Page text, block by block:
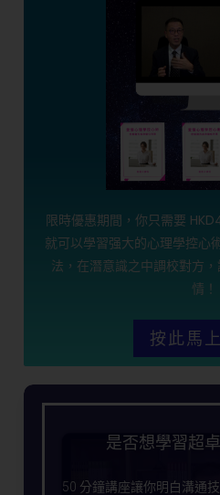
限時優惠期間，你只需要
就可以學習强大的心理學控心
法，在潛意識之中調校對方
情！
按此馬
是否想學習超
50 分鐘講座讓你明白溝通